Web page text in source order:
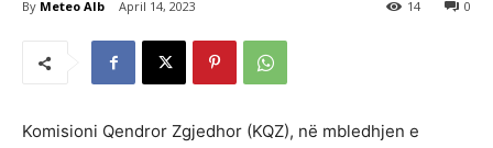
By Meteo Alb April 14, 2023 0
14
Komisioni Qendror Zgjedhor (KQZ), në mbledhjen e